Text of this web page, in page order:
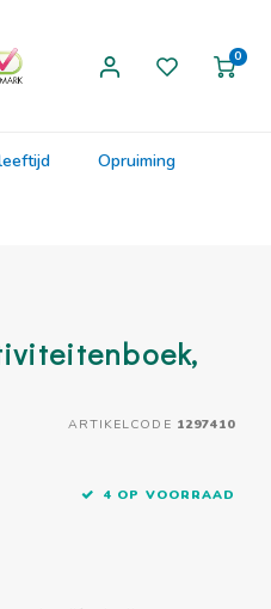
0
Opruiming
ARTIKELCODE 1297410
4 OP VOORRAAD